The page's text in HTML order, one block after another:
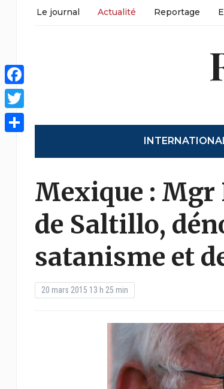
Le journal Actualité Reportage
Mexique : Mgr
de Saltillo,
satanisme et
20 mars 2015 13 h 25 min
Facebook
Twitter